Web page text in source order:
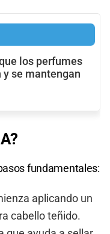
los perfumes
se mantengan
fundamentales:
aplicando un
cabello teñido.